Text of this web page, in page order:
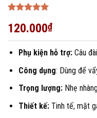
hạng 55
120.000₫
Phụ kiện hỗ trợ:Câu
Công dụng: Dùng để
Trọng lượng:Nhẹ
Thiết kế:Tinh tế, mặt